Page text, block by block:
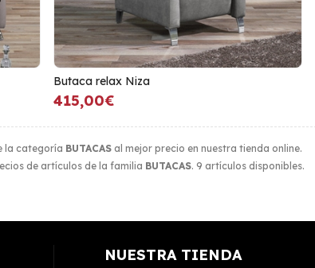
la categoría BUTACAS al mejor precio en nuestra tienda online.
de artículos de la familia BUTACAS. 9 artículos disponibles.
Butaca relax Niza
415,00€
NUESTRA TIENDA